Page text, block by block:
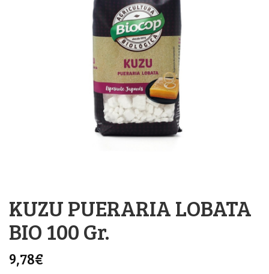
KUZU PUERARIA LOBATA
BIO 100 Gr.
9,78€